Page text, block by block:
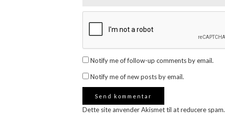
Notify me of follow-up comments by email.
Notify me of new posts by email.
Dette site anvender Akismet til at reducere spam.